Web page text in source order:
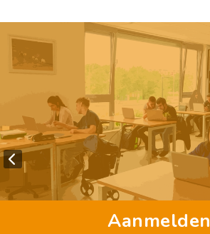
Aanmelden